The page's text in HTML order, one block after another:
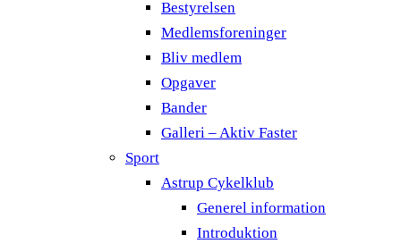
Bestyrelsen
Medlemsforeninger
Bliv medlem
Opgaver
Bander
Galleri – Aktiv Faster
Sport
Astrup Cykelklub
Generel information
Introduktion